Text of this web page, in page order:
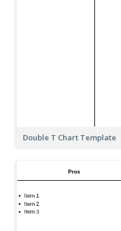
Double T Chart Template